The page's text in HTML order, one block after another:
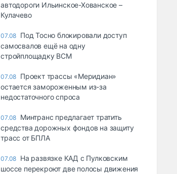
автодороги Ильинское-Хованское –
Кулачево
07.08 Под Тосно блокировали доступ
самосвалов ещё на одну
стройплощадку ВСМ
07.08 Проект трассы «Меридиан»
остается замороженным из-за
недостаточного спроса
07.08 Минтранс предлагает тратить
средства дорожных фондов на защиту
трасс от БПЛА
07.08 На развязке КАД с Пулковским
шоссе перекроют две полосы движения